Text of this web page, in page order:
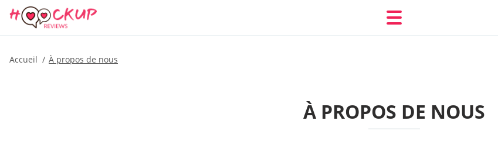
Accueil À propos de nous
À PROPOS DE NOUS